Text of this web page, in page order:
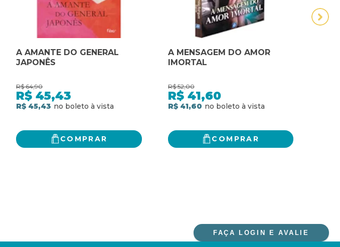
A AMANTE DO GENERAL
JAPONÊS
R$ 64,90
R$ 45,43
R$ 45,43
COMPRAR
A MENSAGEM DO AMOR
IMORTAL
R$ 52,00
R$ 41,60
R$ 41,60
COMPRAR
FAÇA LOGIN E AVALIE